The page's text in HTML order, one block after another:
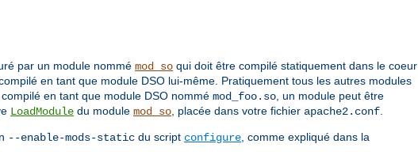
par un module nommé mod_so qui doit être compilé statiquement dans le coeur
en tant que module DSO lui-même. Pratiquement tous les autres modules
en tant que module DSO nommé mod_foo.so , un module peut être
LoadModule du module mod_so , placée dans votre fichier apache2.conf
--enable-mods-static du script configure , comme expliqué dans la